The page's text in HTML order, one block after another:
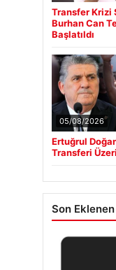
Transfer Krizi
Burhan Can
Başlatıldı
05/08/2026
Ertuğrul
Transferi
Son